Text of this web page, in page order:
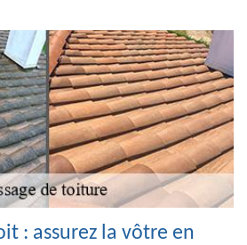
: assurez la vôtre en